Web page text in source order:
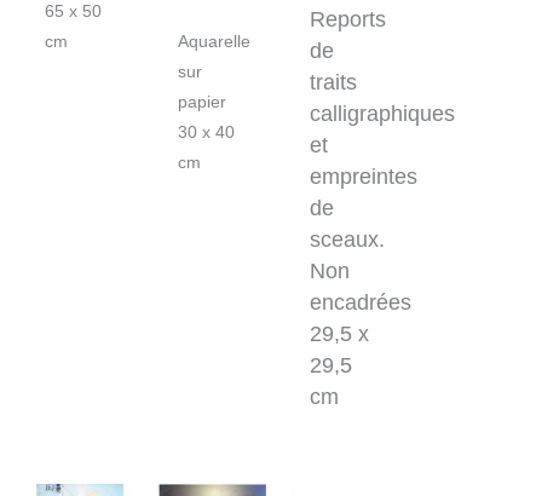
65 x 50
cm
Aquarelle
sur
papier
30 x 40
cm
Reports
de
traits
calligraphiques
et
empreintes
de
sceaux.
Non
encadrées
29,5 x
29,5
cm